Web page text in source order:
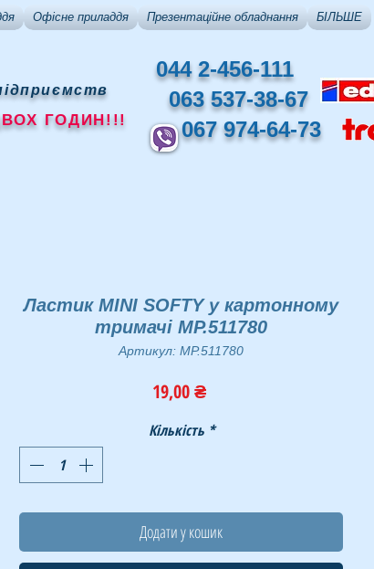
Офісне приладдя Презентаційне обладнання БІЛЬШЕ
ГОДИН!!!
044 2-456-111
063 537-38-67
067 974-64-73
Ластик MINI SOFTY у картонному
тримачі MP.511780
Артикул: MP.511780
19,00 ₴Ціна
Кількість *
Додати у кошик